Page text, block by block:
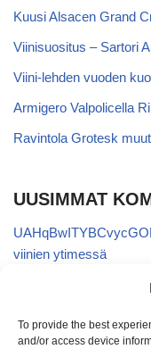
To provide the best
and/or access device
Kuusi Alsacen Grand
Viinisuositus – Sartori
Viini-lehden vuoden
Armigero Valpolicella
Ravintola Grotesk
UUSIMMAT
viinien ytimessä
Anonymouson